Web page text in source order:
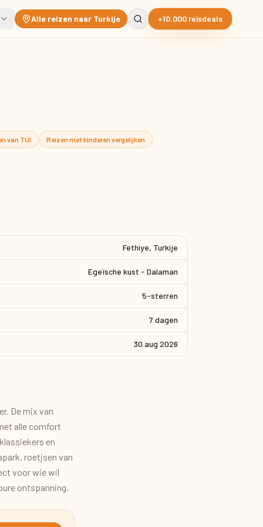
Alle reizen naar Turkije +10.000 reisdeals
van TUI Reizen met kinderen vergelijken
Fethiye, Turkije
Egeïsche kust - Dalaman
5-sterren
7 dagen
30 aug 2026
De mix van
alle comfort
en
roetjsen van
voor wie wil
ontspanning.